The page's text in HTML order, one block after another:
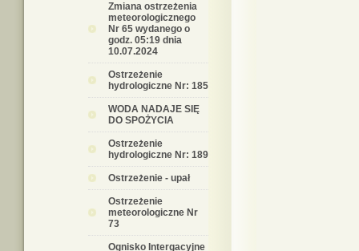
Zmiana ostrzeżenia
meteorologicznego
Nr 65 wydanego o
godz. 05:19 dnia
10.07.2024
Ostrzeżenie
hydrologiczne Nr: 185
WODA NADAJE SIĘ
DO SPOŻYCIA
Ostrzeżenie
hydrologiczne Nr: 189
Ostrzeżenie - upał
Ostrzeżenie
meteorologiczne Nr
73
Ognisko Intergacyjne